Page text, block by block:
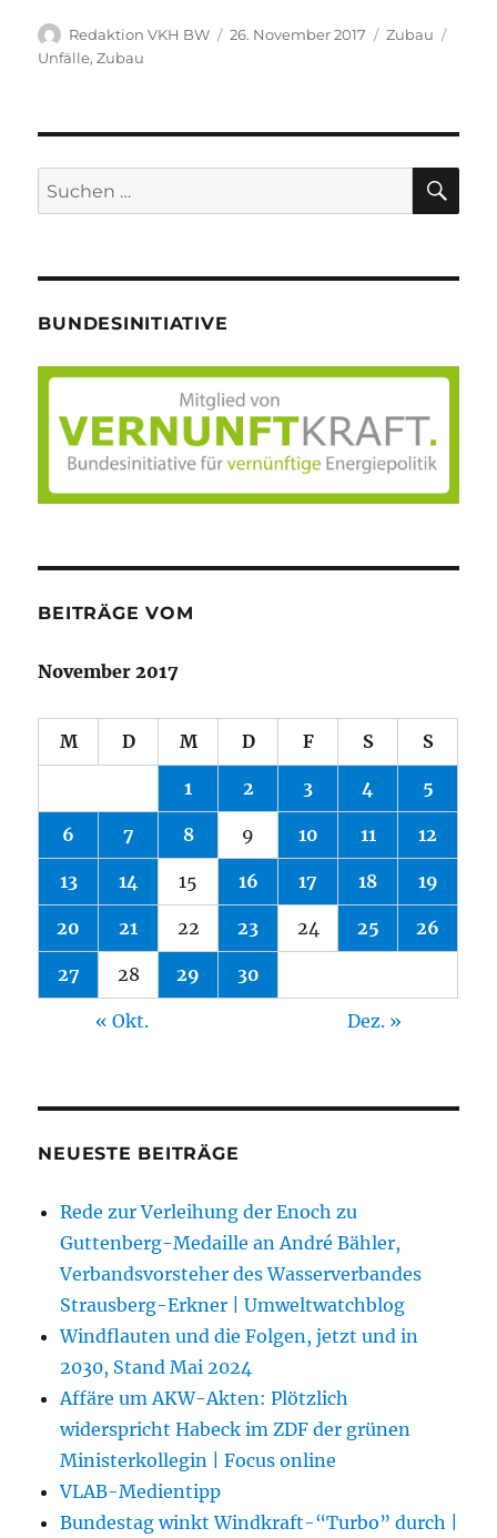
Autor
Redaktion VKH BW
Veröffentlicht
26. November 2017 Kategorien
Zubau
Unfälle,Zubau
Suche
nach:
BUNDESINITIATIVE
BEITRÄGE VOM
November 2017
M D M D F S S
1 2 3 4 5
6 7 8 9 10 11 12
13 14 15 16 17 18 19
20 21 22 23 24 25 26
27 28 29 30
« Okt. Dez. »
NEUESTE BEITRÄGE
Rede zur Verleihung der Enoch zu
Guttenberg-Medaille an André Bähler,
Verbandsvorsteher des Wasserverbandes
Strausberg-Erkner | Umweltwatchblog
Windflauten und die Folgen, jetzt und in
2030, Stand Mai 2024
Affäre um AKW-Akten: Plötzlich
widerspricht Habeck im ZDF der grünen
Ministerkollegin | Focus online
VLAB-Medientipp
Bundestag winkt Windkraft-“Turbo” durch |